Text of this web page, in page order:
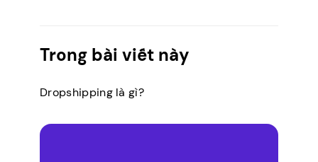
Trong bài viết này
Dropshipping là gì?